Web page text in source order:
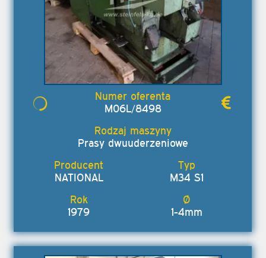
M06L/8498
Prasy dwuuderzeniowe
NATIONAL M34 S1
1979 1-4mm